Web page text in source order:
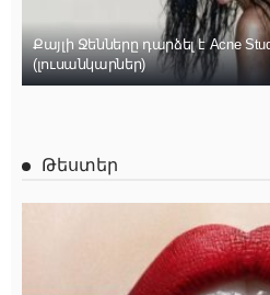
Քայլի Ջենները դարձել է Acne
(լուսանկարներ)
Թեստեր